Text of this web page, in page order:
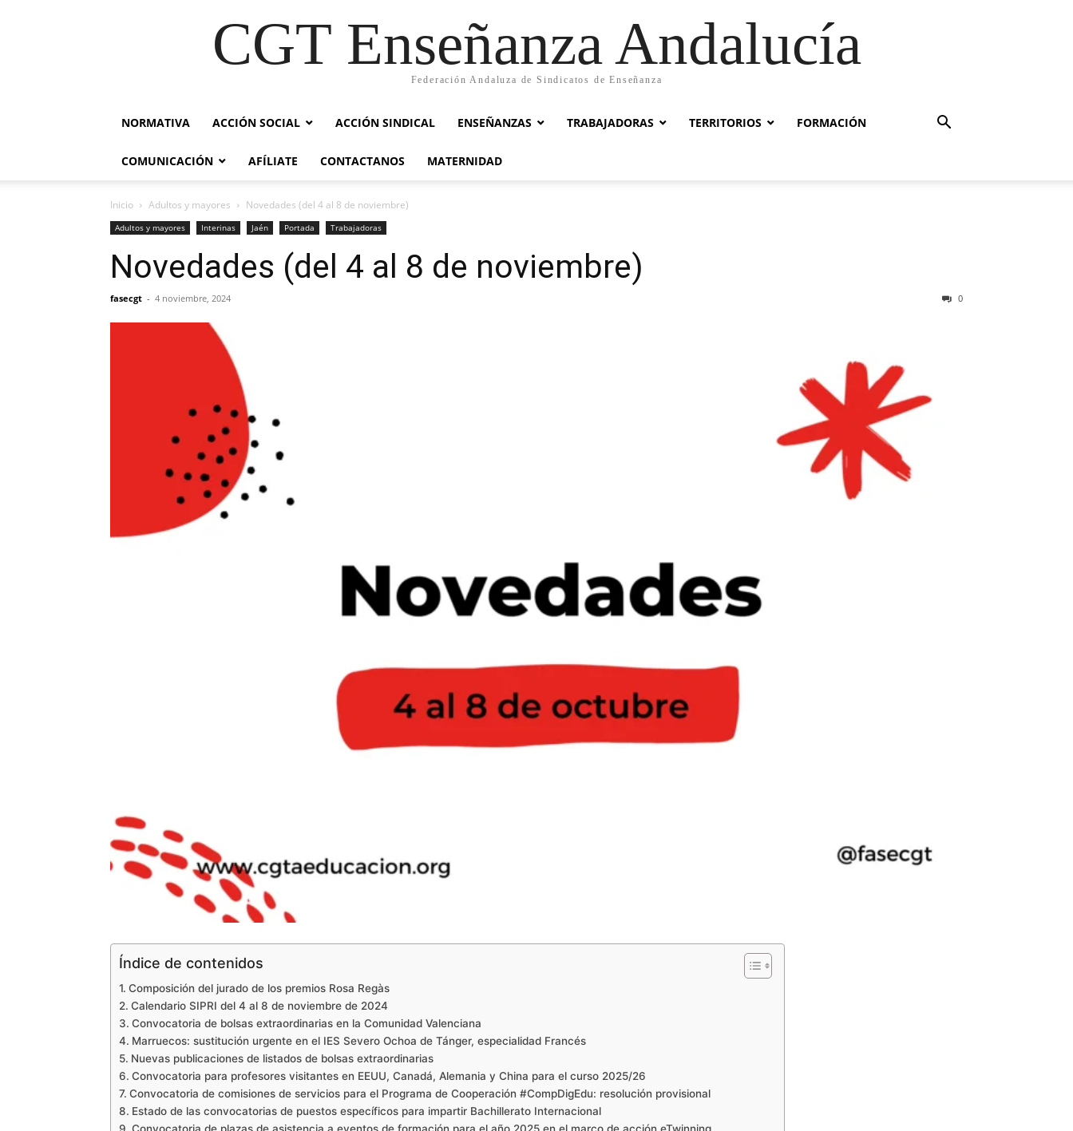
CGT Enseñanza Andalucía
Federación Andaluza de Sindicatos de Enseñanza
NORMATIVA ACCIÓN SOCIAL ACCIÓN SINDICAL ENSEÑANZAS TRABAJADORAS TERRITORIOS FORMACIÓN
COMUNICACIÓN AFÍLIATE CONTACTANOS MATERNIDAD
Inicio Adultos y mayores Novedades (del 4 al 8 de noviembre)
Adultos y mayores Interinas Jaén Portada Trabajadoras
Novedades (del 4 al 8 de noviembre)
fasecgt - 4 noviembre, 2024 0
Índice de contenidos
Composición del jurado de los premios Rosa Regàs
Calendario SIPRI del 4 al 8 de noviembre de 2024
Convocatoria de bolsas extraordinarias en la Comunidad Valenciana
Marruecos: sustitución urgente en el IES Severo Ochoa de Tánger, especialidad Francés
Nuevas publicaciones de listados de bolsas extraordinarias
Convocatoria para profesores visitantes en EEUU, Canadá, Alemania y China para el curso 2025/26
Convocatoria de comisiones de servicios para el Programa de Cooperación #CompDigEdu: resolución provisional
Estado de las convocatorias de puestos específicos para impartir Bachillerato Internacional